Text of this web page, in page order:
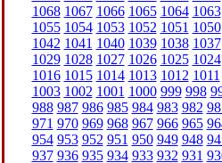
1068 1067 1066 1065 1064 1063
1055 1054 1053 1052 1051 1050
1042 1041 1040 1039 1038 1037
1029 1028 1027 1026 1025 1024
1016 1015 1014 1013 1012 1011
1003 1002 1001 1000 999 998
988 987 986 985 984 983 982
971 970 969 968 967 966 965
954 953 952 951 950 949 948
937 936 935 934 933 932 931